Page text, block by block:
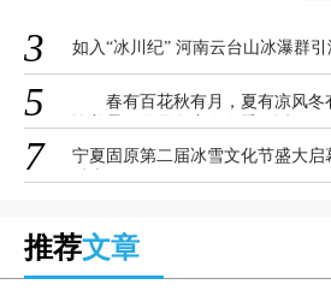
3 如入“冰川纪” 河南云台山冰瀑群
5
春有百花秋有月，夏有凉风冬
皆美景，最是留恋在冬季。近日，
治区文化和旅游厅策划开展的“新
新疆等你”网络主题传播活动，新
频接连发布。充分展
7
宁夏固原第二届冰雪文化节盛大启
酷爽
推荐文章